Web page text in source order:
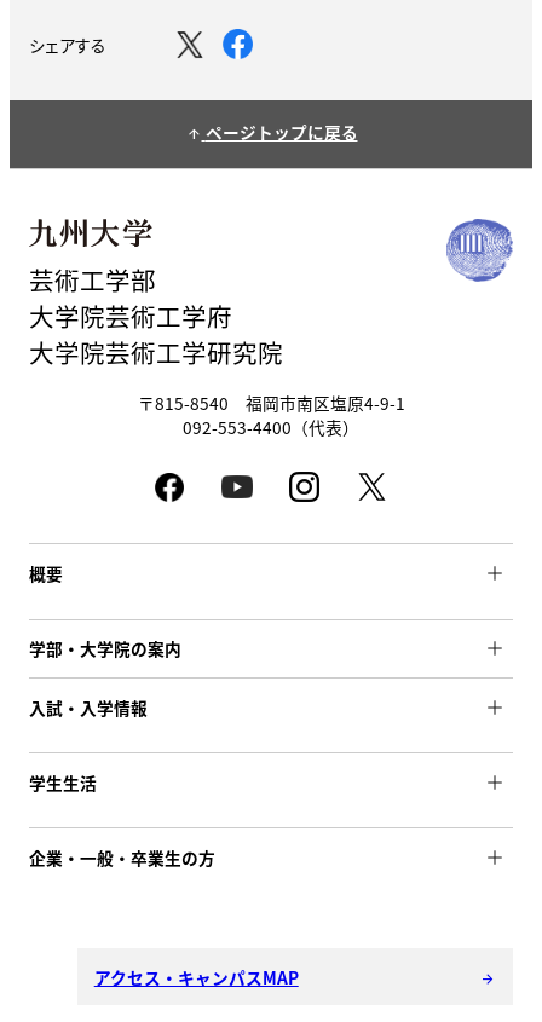
シェアする
arrow_upward ページトップに戻る
芸術工学部
大学院芸術工学府
大学院芸術工学研究院
〒815-8540 福岡市南区塩原4-9-1
092-553-4400（代表）
概要
学部・大学院の案内
入試・入学情報
学生生活
企業・一般・卒業生の方
アクセス・キャンパスMAP arrow_forward